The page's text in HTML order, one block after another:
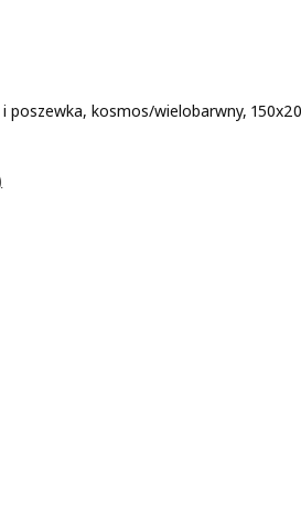
i poszewka, kosmos/wielobarwny,
5 z 5 gwiazdki. Łączna liczba